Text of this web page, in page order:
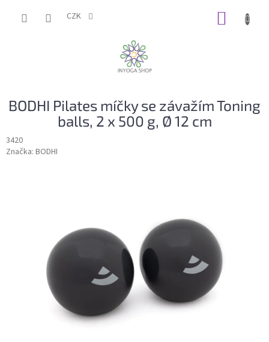
CZK
BODHI Pilates míčky se závažím Toning
balls, 2 x 500 g, Ø 12 cm
3420
Značka: BODHI